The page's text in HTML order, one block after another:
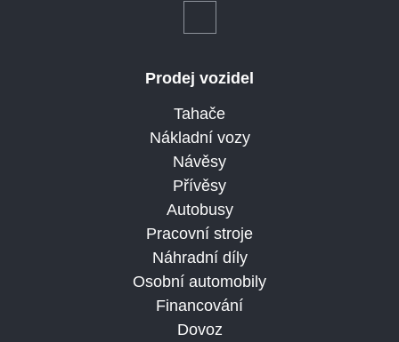
Prodej vozidel
Tahače
Nákladní vozy
Návěsy
Přívěsy
Autobusy
Pracovní stroje
Náhradní díly
Osobní automobily
Financování
Dovoz